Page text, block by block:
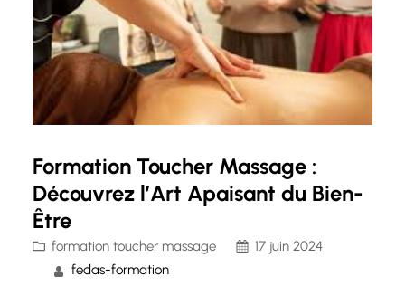
Formation Toucher Massage :
Découvrez l’Art Apaisant du Bien-
Être
formation toucher massage
17 juin 2024
fedas-formation